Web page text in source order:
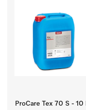
ProCare Tex 70 S - 10 l